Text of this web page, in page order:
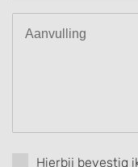
Hierbij bevestig